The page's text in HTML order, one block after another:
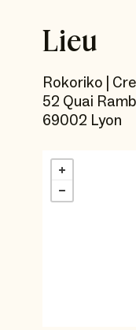
Lieu
Rokoriko |
52 Quai
69002 Lyon